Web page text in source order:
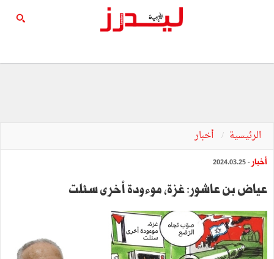
الرئيسية أخبار
أخبار - 2024.03.25
عياض بن عاشور: غزة، موءودة أخرى سئلت